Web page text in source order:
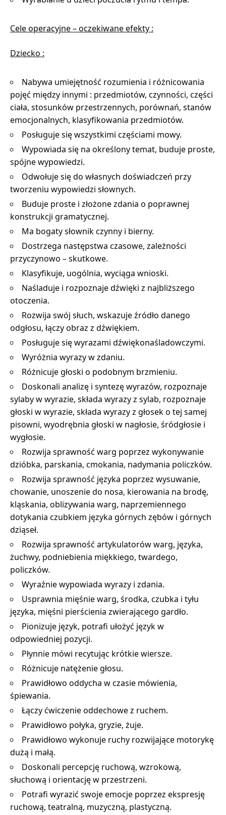
Cele operacyjne – oczekiwane efekty :
Dziecko :
Nabywa umiejętność rozumienia i różnicowania
pojęć między innymi : przedmiotów, czynności, części
ciała, stosunków przestrzennych, porównań, stanów
emocjonalnych, klasyfikowania przedmiotów.
Posługuje się wszystkimi częściami mowy.
Wypowiada się na określony temat, buduje proste,
spójne wypowiedzi.
Odwołuje się do własnych doświadczeń przy
tworzeniu wypowiedzi słownych.
Buduje proste i złożone zdania o poprawnej
konstrukcji gramatycznej.
Ma bogaty słownik czynny i bierny.
Dostrzega następstwa czasowe, zależności
przyczynowo – skutkowe.
Klasyfikuje, uogólnia, wyciąga wnioski.
Naśladuje i rozpoznaje dźwięki z najbliższego
otoczenia.
Rozwija swój słuch, wskazuje źródło danego
odgłosu, łączy obraz z dźwiękiem.
Posługuje się wyrazami dźwiękonaśladowczymi.
Wyróżnia wyrazy w zdaniu.
Różnicuje głoski o podobnym brzmieniu.
Doskonali analizę i syntezę wyrazów, rozpoznaje
sylaby w wyrazie, składa wyrazy z sylab, rozpoznaje
głoski w wyrazie, składa wyrazy z głosek o tej samej
pisowni, wyodrębnia głoski w nagłosie, śródgłosie i
wygłosie.
Rozwija sprawność warg poprzez wykonywanie
dzióbka, parskania, cmokania, nadymania policzków.
Rozwija sprawność języka poprzez wysuwanie,
chowanie, unoszenie do nosa, kierowania na brodę,
kląskania, oblizywania warg, naprzemiennego
dotykania czubkiem języka górnych zębów i górnych
dziąseł.
Rozwija sprawność artykulatorów warg, języka,
żuchwy, podniebienia miękkiego, twardego,
policzków.
Wyraźnie wypowiada wyrazy i zdania.
Usprawnia mięśnie warg, środka, czubka i tyłu
języka, mięśni pierścienia zwierającego gardło.
Pionizuje język, potrafi ułożyć język w
odpowiedniej pozycji.
Płynnie mówi recytując krótkie wiersze.
Różnicuje natężenie głosu.
Prawidłowo oddycha w czasie mówienia,
śpiewania.
Łączy ćwiczenie oddechowe z ruchem.
Prawidłowo połyka, gryzie, żuje.
Prawidłowo wykonuje ruchy rozwijające motorykę
dużą i małą.
Doskonali percepcję ruchową, wzrokową,
słuchową i orientację w przestrzeni.
Potrafi wyrazić swoje emocje poprzez ekspresję
ruchową, teatralną, muzyczną, plastyczną.